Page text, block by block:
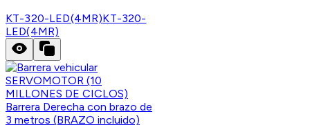
KT-320-LED(4MR)KT-320-
LED(4MR)